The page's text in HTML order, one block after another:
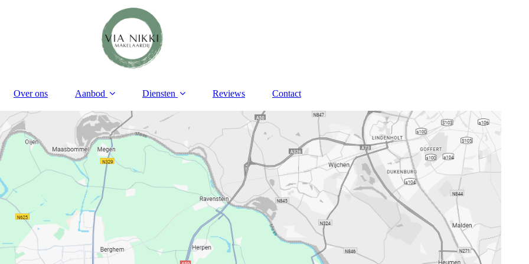
Over ons Aanbod Diensten Reviews Contact